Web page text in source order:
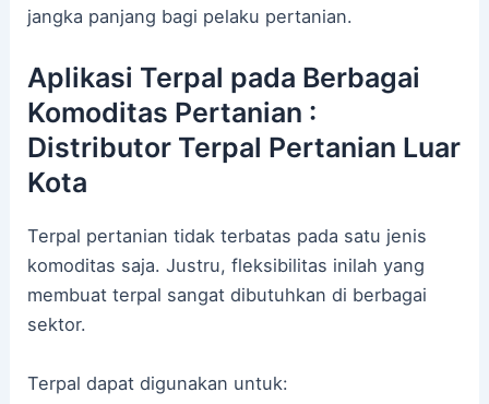
jangka panjang bagi pelaku pertanian.
Aplikasi Terpal pada Berbagai
Komoditas Pertanian :
Distributor Terpal Pertanian Luar
Kota
Terpal pertanian tidak terbatas pada satu jenis
komoditas saja. Justru, fleksibilitas inilah yang
membuat terpal sangat dibutuhkan di berbagai
sektor.
Terpal dapat digunakan untuk: